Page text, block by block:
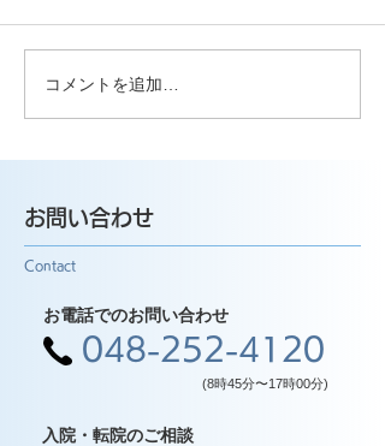
コメントを追加…
お問い合わせ
Contact
お電話でのお問い合わせ
048-252-4120
(8時45分〜17時00分)
入院・転院のご相談